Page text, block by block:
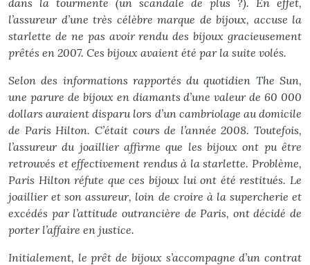
dans la tourmente (un scandale de plus ?). En effet,
l’assureur d’une très célèbre marque de bijoux, accuse la
starlette de ne pas avoir rendu des bijoux gracieusement
prêtés en 2007. Ces bijoux avaient été par la suite volés.
Selon des informations rapportés du quotidien The Sun,
une parure de bijoux en diamants d’une valeur de 60 000
dollars auraient disparu lors d’un cambriolage au domicile
de Paris Hilton. C’était cours de l’année 2008. Toutefois,
l’assureur du joaillier affirme que les bijoux ont pu être
retrouvés et effectivement rendus à la starlette. Problème,
Paris Hilton réfute que ces bijoux lui ont été restitués. Le
joaillier et son assureur, loin de croire à la supercherie et
excédés par l’attitude outrancière de Paris, ont décidé de
porter l’affaire en justice.
Initialement, le prêt de bijoux s’accompagne d’un contrat